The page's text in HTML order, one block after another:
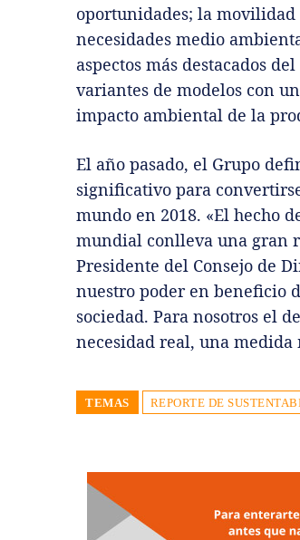
oportunidades; la
necesidades medio
aspectos más destacados
variantes de modelos con
impacto ambiental de la
El año pasado, el Grupo
significativo para
mundo en 2018. «El hecho
mundial conlleva una gran
Presidente del Consejo de
nuestro poder en beneficio
sociedad. Para nosotros el
necesidad real, una medida
TEMAS REPORTE DE